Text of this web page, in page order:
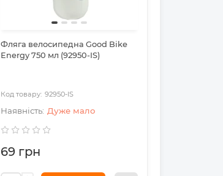
Фляга велосипедна Good Bike
Energy 750 мл (92950-IS)
92950-IS
Дуже мало
69 грн